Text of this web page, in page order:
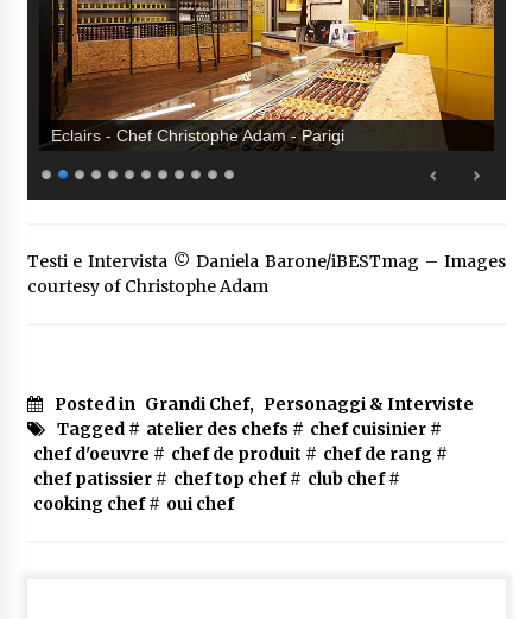
Eclairs - Chef Christophe Adam - Parigi
Testi e Intervista © Daniela Barone/iBESTmag – Images
courtesy of Christophe Adam
Posted in Grandi Chef, Personaggi & Interviste
Tagged # atelier des chefs # chef cuisinier#
chef d'oeuvre # chef de produit # chef de rang#
chef patissier# chef top chef# club chef#
cooking chef# oui chef